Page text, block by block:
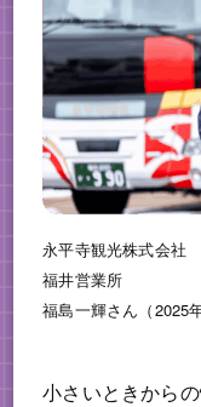
永平寺観光株式会社
福井営業所
福島一輝さん（2025
小さいときから